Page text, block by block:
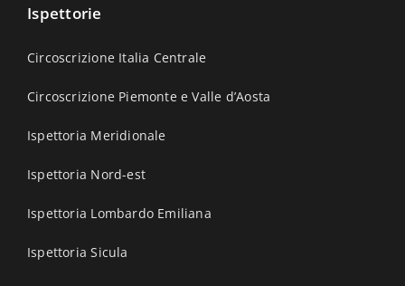
Ispettorie
Circoscrizione Italia Centrale
Circoscrizione Piemonte e Valle d’Aosta
Ispettoria Meridionale
Ispettoria Nord-est
Ispettoria Lombardo Emiliana
Ispettoria Sicula